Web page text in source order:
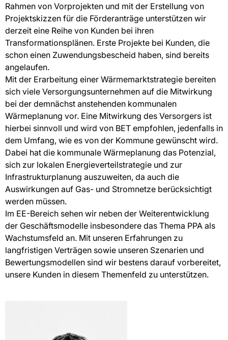
Rahmen von Vorprojekten und mit der Erstellung von
Projektskizzen für die Förderanträge unterstützen wir
derzeit eine Reihe von Kunden bei ihren
Transformationsplänen. Erste Projekte bei Kunden, die
schon einen Zuwendungsbescheid haben, sind bereits
angelaufen.
Mit der Erarbeitung einer Wärmemarktstrategie bereiten
sich viele Versorgungsunternehmen auf die Mitwirkung
bei der demnächst anstehenden kommunalen
Wärmeplanung vor. Eine Mitwirkung des Versorgers ist
hierbei sinnvoll und wird von BET empfohlen, jedenfalls in
dem Umfang, wie es von der Kommune gewünscht wird.
Dabei hat die kommunale Wärmeplanung das Potenzial,
sich zur lokalen Energieverteilstrategie und zur
Infrastrukturplanung auszuweiten, da auch die
Auswirkungen auf Gas- und Stromnetze berücksichtigt
werden müssen.
Im EE-Bereich sehen wir neben der Weiterentwicklung
der Geschäftsmodelle insbesondere das Thema PPA als
Wachstumsfeld an. Mit unseren Erfahrungen zu
langfristigen Verträgen sowie unseren Szenarien und
Bewertungsmodellen sind wir bestens darauf vorbereitet,
unsere Kunden in diesem Themenfeld zu unterstützen.